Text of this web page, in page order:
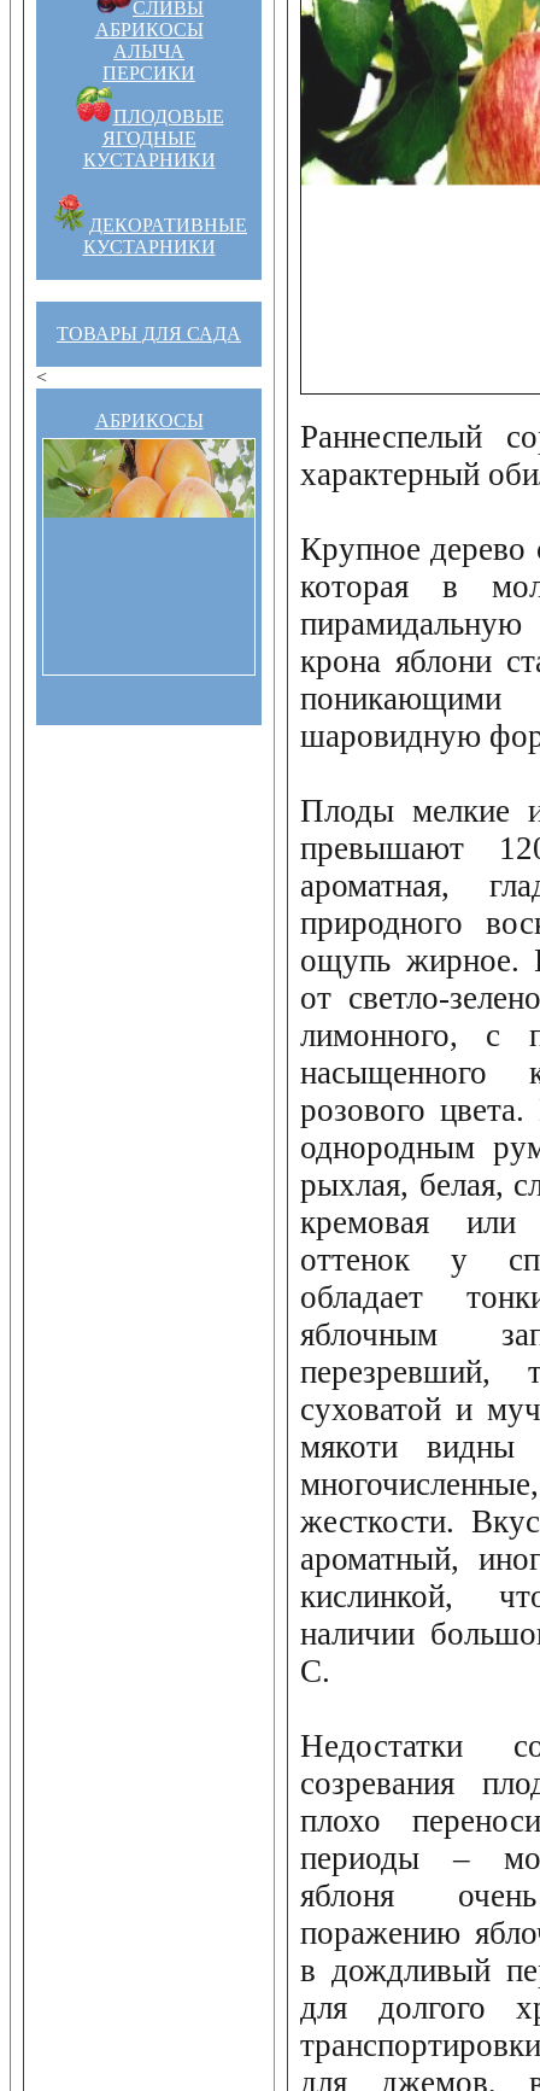
СЛИВЫ
АБРИКОСЫ
АЛЫЧА
ПЕРСИКИ
ПЛОДОВЫЕ
ЯГОДНЫЕ
КУСТАРНИКИ
ДЕКОРАТИВНЫЕ
КУСТАРНИКИ
ТОВАРЫ ДЛЯ САДА
<
АБРИКОСЫ
Раннеспелый
характерный
Крупное дерево
которая в
крона яблони
шаровидную
Плоды мелкие
превышают
ароматная,
природного
ощупь жирное.
от светло-
лимонного, с
насыщенного
розового
однородным
рыхлая, белая,
кремовая или
оттенок у
обладает
яблочным
перезревший,
суховатой и
мякоти видны
жесткости.
ароматный,
кислинкой,
наличии
C.
Недостатки
созревания
плохо
периоды –
яблоня
поражению
в дождливый
для долгого
для джемов,